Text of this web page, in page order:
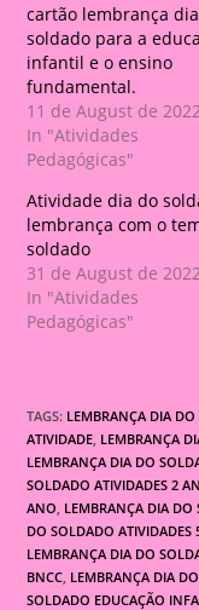
cartão lembrança
soldado para a
infantil e o ensino
fundamental.
11 de August de 2022
In "Atividades
Pedagógicas"
Atividade dia do
lembrança com o
soldado
31 de August de 2022
In "Atividades
Pedagógicas"
TAGS: LEMBRANÇA DIA
ATIVIDADE LEMBRANÇA
LEMBRANÇA DIA DO
SOLDADO ATIVIDADES 2
ANO LEMBRANÇA DIA DO
DO SOLDADO ATIVIDADES
LEMBRANÇA DIA DO
BNCC LEMBRANÇA DIA
SOLDADO EDUCAÇÃO